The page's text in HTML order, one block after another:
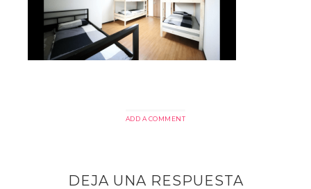
ADD A COMMENT
DEJA UNA RESPUESTA